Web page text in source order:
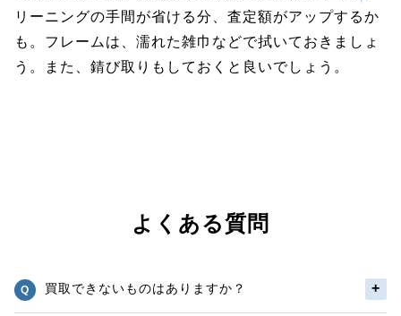
リーニングの手間が省ける分、査定額がアップするか
も。フレームは、濡れた雑巾などで拭いておきましょ
う。また、錆び取りもしておくと良いでしょう。
よくある質問
買取できないものはありますか？